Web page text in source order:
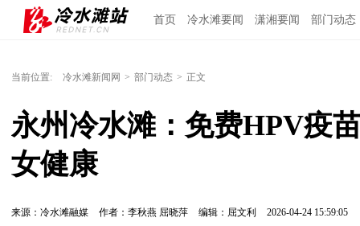
首页 冷水滩要闻 潇湘要闻 部门动态
当前位置: 冷水滩新闻网 > 部门动态 > 正文
永州冷水滩：免费HPV疫
女健康
来源：冷水滩融媒 作者：李秋燕 屈晓萍 编辑：屈文利 2026-04-24 15:59:05